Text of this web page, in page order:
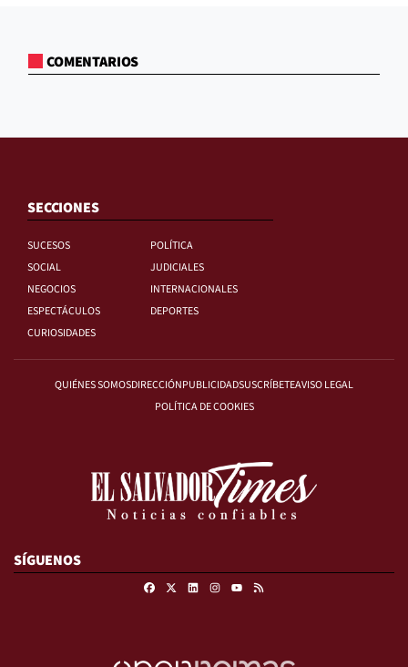
COMENTARIOS
SECCIONES
SUCESOS
POLÍTICA
SOCIAL
JUDICIALES
NEGOCIOS
INTERNACIONALES
ESPECTÁCULOS
DEPORTES
CURIOSIDADES
QUIÉNES SOMOSDIRECCIÓNPUBLICIDADSUSCRÍBETEAVISO LEGAL
POLÍTICA DE COOKIES
SÍGUENOS
FacebookLinkedinInstagram